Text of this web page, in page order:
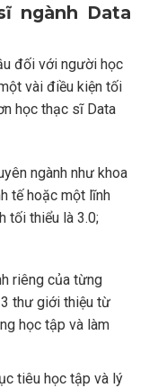
ngành Data
đối với người học
vài điều kiện tối
học thạc sĩ Data
ngành như khoa
tế hoặc một lĩnh
tối thiểu là 3.0;
riêng của từng
thư giới thiệu từ
học tập và làm
tiêu học tập và lý